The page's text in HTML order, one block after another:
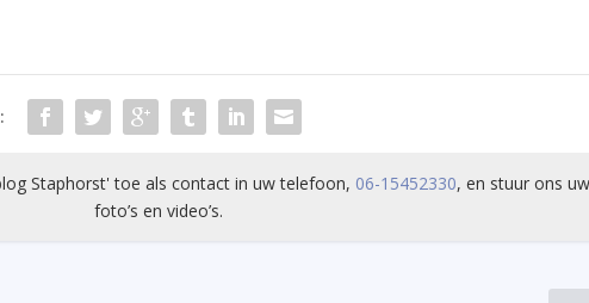
Staphorst' toe als contact in uw telefoon, 06-15452330, en stuur ons
foto’s en video’s.